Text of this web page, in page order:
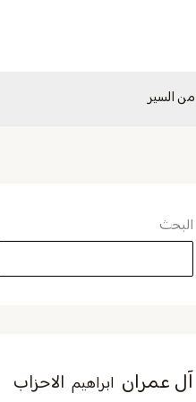
السير
البحث
آل عمران ابراهيم الاحزاب